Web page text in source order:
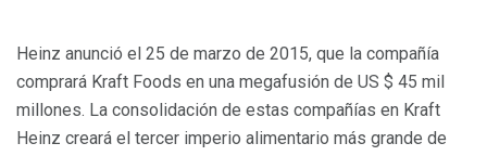
Heinz anunció el 25 de marzo de 2015, que la compañía
comprará Kraft Foods en una megafusión de US $ 45 mil
millones. La consolidación de estas compañías en Kraft
Heinz creará el tercer imperio alimentario más grande de